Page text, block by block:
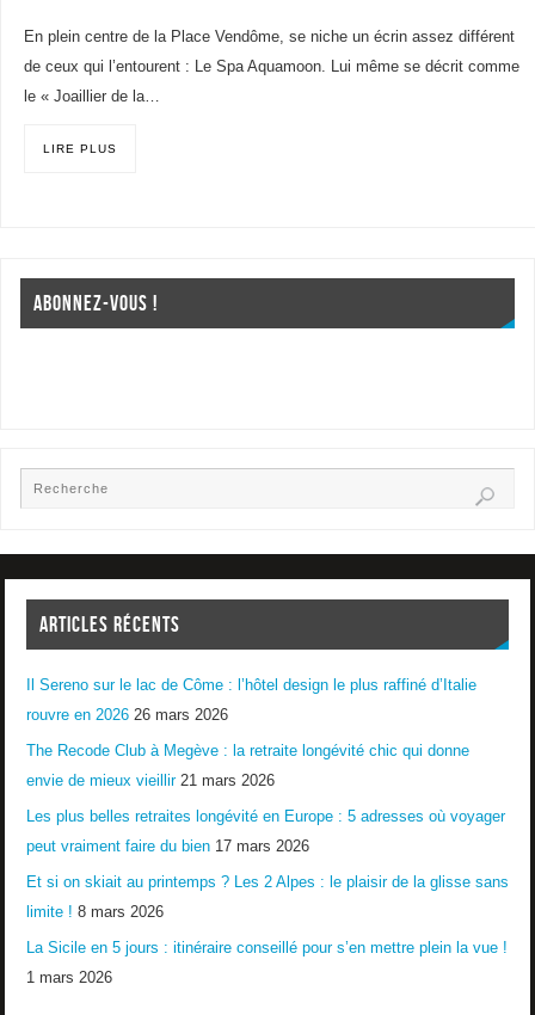
En plein centre de la Place Vendôme, se niche un écrin assez différent
de ceux qui l’entourent : Le Spa Aquamoon. Lui même se décrit comme
le « Joaillier de la…
LIRE PLUS
ABONNEZ-VOUS !
ARTICLES RÉCENTS
Il Sereno sur le lac de Côme : l’hôtel design le plus raffiné d’Italie
rouvre en 2026 26 mars 2026
The Recode Club à Megève : la retraite longévité chic qui donne
envie de mieux vieillir 21 mars 2026
Les plus belles retraites longévité en Europe : 5 adresses où voyager
peut vraiment faire du bien 17 mars 2026
Et si on skiait au printemps ? Les 2 Alpes : le plaisir de la glisse sans
limite ! 8 mars 2026
La Sicile en 5 jours : itinéraire conseillé pour s’en mettre plein la vue !
1 mars 2026